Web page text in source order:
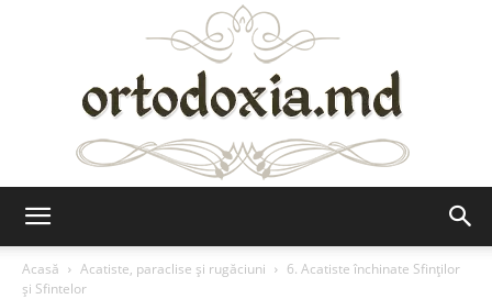
Acasă
Acatiste, paraclise și rugăciuni
6. Acatiste închinate Sfinților
și Sfintelor